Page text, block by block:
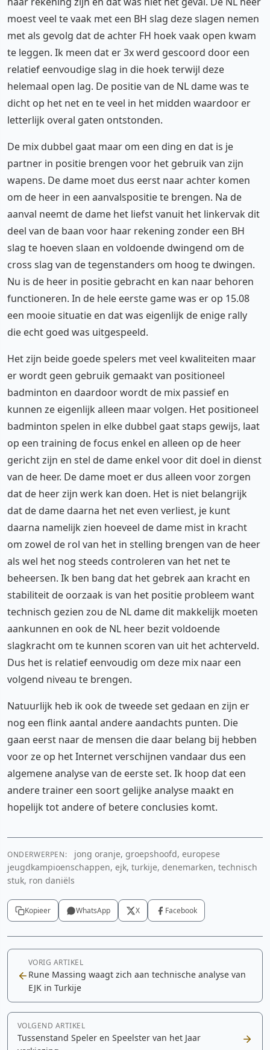
moest veel te vaak met een BH slag deze slagen nemen
met als gevolg dat de achter FH hoek vaak open kwam
te leggen. Ik meen dat er 3x werd gescoord door een
relatief eenvoudige slag in die hoek terwijl deze
helemaal open lag. De positie van de NL dame was te
dicht op het net en te veel in het midden waardoor er
letterlijk overal gaten ontstonden.
De mix dubbel gaat maar om een ding en dat is je
partner in positie brengen voor het gebruik van zijn
wapens. De dame moet dus eerst naar achter komen
om de heer in een aanvalspositie te brengen. Na de
aanval neemt de dame het liefst vanuit het linkervak dit
deel van de baan voor haar rekening zonder een BH
slag te hoeven slaan en voldoende dwingend om de
cross slag van de tegenstanders om hoog te dwingen.
Nu is de heer in positie gebracht en kan naar behoren
functioneren. In de hele eerste game was er op 15.08
een mooie situatie en dat was eigenlijk de enige rally
die echt goed was uitgespeeld.
Het zijn beide goede spelers met veel kwaliteiten maar
er wordt geen gebruik gemaakt van positioneel
badminton en daardoor wordt de mix passief en
kunnen ze eigenlijk alleen maar volgen. Het positioneel
badminton spelen in elke dubbel gaat staps gewijs, laat
op een training de focus enkel en alleen op de heer
gericht zijn en stel de dame enkel voor dit doel in dienst
van de heer. De dame moet er dus alleen voor zorgen
dat de heer zijn werk kan doen. Het is niet belangrijk
dat de dame daarna het net even verliest, je kunt
daarna namelijk zien hoeveel de dame mist in kracht
om zowel de rol van het in stelling brengen van de heer
als wel het nog steeds controleren van het net te
beheersen. Ik ben bang dat het gebrek aan kracht en
stabiliteit de oorzaak is van het positie probleem want
technisch gezien zou de NL dame dit makkelijk moeten
aankunnen en ook de NL heer bezit voldoende
slagkracht om te kunnen scoren van uit het achterveld.
Dus het is relatief eenvoudig om deze mix naar een
volgend niveau te brengen.
Natuurlijk heb ik ook de tweede set gedaan en zijn er
nog een flink aantal andere aandachts punten. Die
gaan eerst naar de mensen die daar belang bij hebben
voor ze op het Internet verschijnen vandaar dus een
algemene analyse van de eerste set. Ik hoop dat een
andere trainer een soort gelijke analyse maakt en
hopelijk tot andere of betere conclusies komt.
ONDERWERPEN:
jong oranje, groepshoofd, europese
jeugdkampioenschappen, ejk, turkije, denemarken, technisch
stuk, ron daniëls
Kopieer WhatsApp X Facebook
VORIG ARTIKEL
Rune Massing waagt zich aan technische analyse van
EJK in Turkije
VOLGEND ARTIKEL
Tussenstand Speler en Speelster van het Jaar